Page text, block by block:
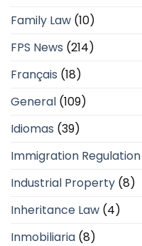
Family Law (10)
FPS News (214)
Français (18)
General (109)
Idiomas (39)
Immigration Regulation
Industrial Property (8)
Inheritance Law (4)
Inmobiliaria (8)